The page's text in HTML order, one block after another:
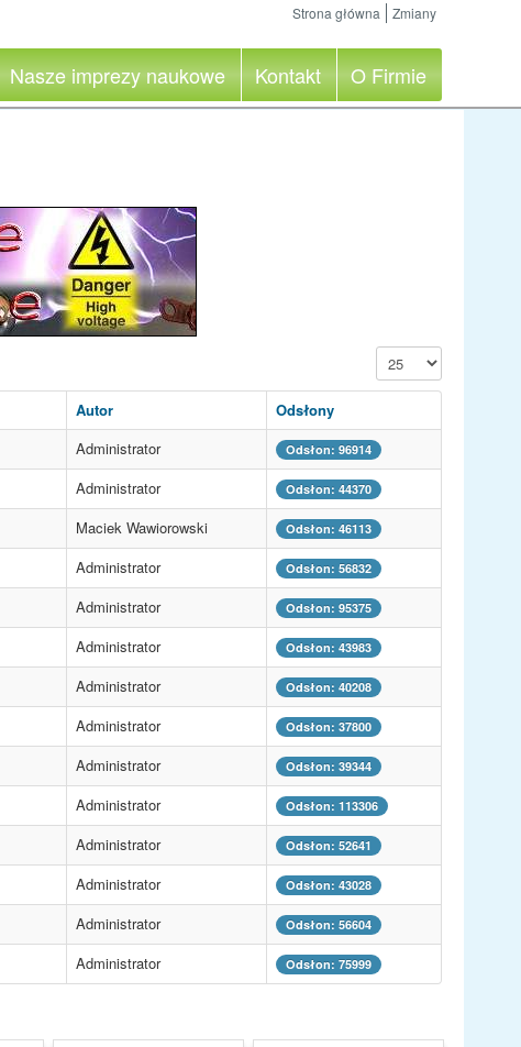
Strona główna Zmiany
Nasze imprezy naukowe Kontakt O Firmie
Pokaż #
Autor
Odsłony
Administrator Odsłon: 96914
Administrator Odsłon: 44370
Maciek Wawiorowski Odsłon: 46113
Administrator Odsłon: 56832
Administrator Odsłon: 95375
Administrator Odsłon: 43983
Administrator Odsłon: 40208
Administrator Odsłon: 37800
Administrator Odsłon: 39344
Administrator Odsłon: 113306
Administrator Odsłon: 52641
Administrator Odsłon: 43028
Administrator Odsłon: 56604
Administrator Odsłon: 75999